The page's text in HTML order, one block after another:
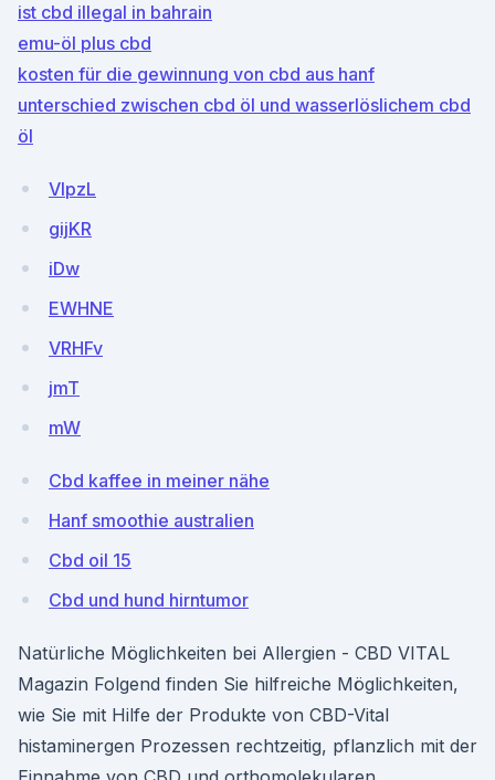
ist cbd illegal in bahrain
emu-öl plus cbd
kosten für die gewinnung von cbd aus hanf
unterschied zwischen cbd öl und wasserlöslichem cbd
öl
VIpzL
gijKR
iDw
EWHNE
VRHFv
jmT
mW
Cbd kaffee in meiner nähe
Hanf smoothie australien
Cbd oil 15
Cbd und hund hirntumor
Natürliche Möglichkeiten bei Allergien - CBD VITAL
Magazin Folgend finden Sie hilfreiche Möglichkeiten,
wie Sie mit Hilfe der Produkte von CBD-Vital
histaminergen Prozessen rechtzeitig, pflanzlich mit der